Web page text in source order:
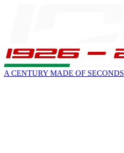
A CENTURY MADE OF SECONDS